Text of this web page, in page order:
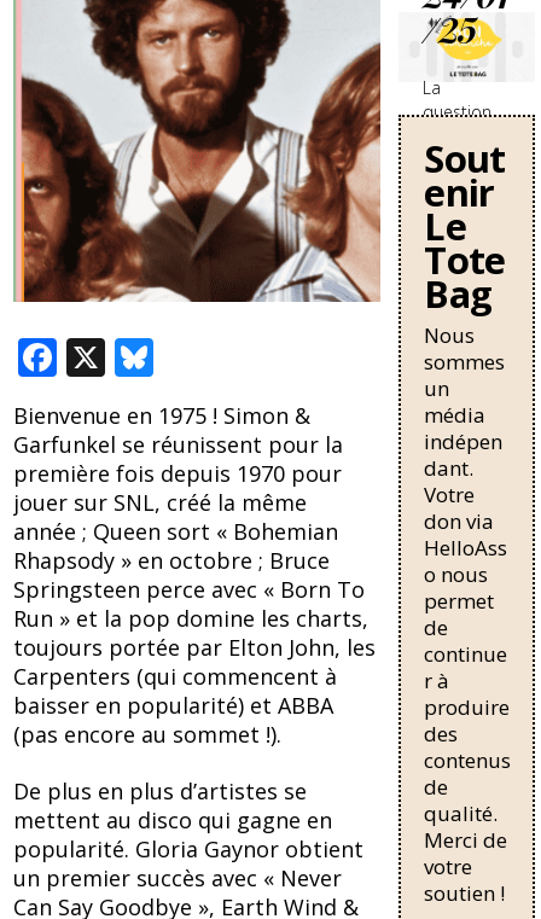
F
e
b
o
o
k
X
u
e
sk
y
Bienvenue en 1975 ! Simon &
Garfunkel se réunissent pour la
première fois depuis 1970 pour
jouer sur SNL, créé la même
année ; Queen sort « Bohemian
Rhapsody » en octobre ; Bruce
Springsteen perce avec « Born To
Run » et la pop domine les charts,
toujours portée par Elton John, les
Carpenters (qui commencent à
baisser en popularité) et ABBA
(pas encore au sommet !).
De plus en plus d’artistes se
mettent au disco qui gagne en
popularité. Gloria Gaynor obtient
un premier succès avec « Never
Can Say Goodbye », Earth Wind &
/25
La
question
travailleurs
sans-
papiers en
France se
durcit avec
une
nouvelle
circulaire
de Bruno
Retailleau
qui
pourrait
allonger la
durée de
résidence
nécessaire
pour une
régularisati
on,
passant de
trois...
Sout
enir
Le
Tote
Bag
Nous
sommes
un
média
indépen
dant.
Votre
don via
HelloAss
o nous
permet
de
continue
r à
produire
des
contenus
de
qualité.
Merci de
votre
soutien !